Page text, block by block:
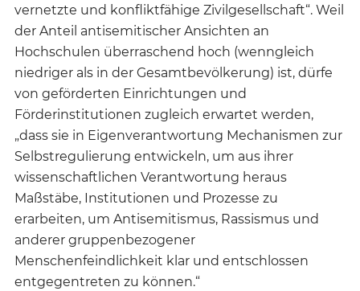
vernetzte und konfliktfähige Zivilgesellschaft“. Weil
der Anteil antisemitischer Ansichten an
Hochschulen überraschend hoch (wenngleich
niedriger als in der Gesamtbevölkerung) ist, dürfe
von geförderten Einrichtungen und
Förderinstitutionen zugleich erwartet werden,
„dass sie in Eigenverantwortung Mechanismen zur
Selbstregulierung entwickeln, um aus ihrer
wissenschaftlichen Verantwortung heraus
Maßstäbe, Institutionen und Prozesse zu
erarbeiten, um Antisemitismus, Rassismus und
anderer gruppenbezogener
Menschenfeindlichkeit klar und entschlossen
entgegentreten zu können.“